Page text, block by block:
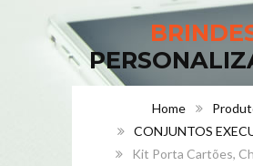
Home
CONJUNTOS
Kit Porta Cartões,